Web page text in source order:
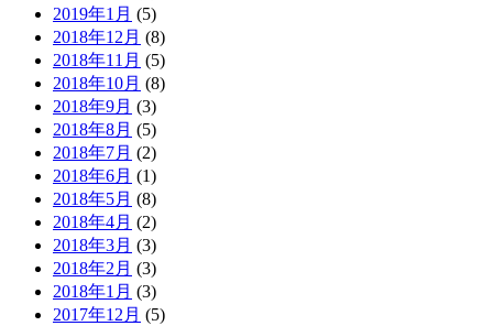
2019年1月 (5)
2018年12月 (8)
2018年11月 (5)
2018年10月 (8)
2018年9月 (3)
2018年8月 (5)
2018年7月 (2)
2018年6月 (1)
2018年5月 (8)
2018年4月 (2)
2018年3月 (3)
2018年2月 (3)
2018年1月 (3)
2017年12月 (5)